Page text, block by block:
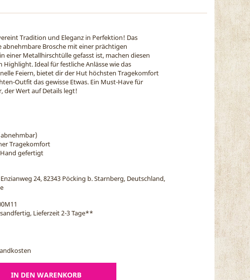
Tradition und Eleganz in Perfektion! Das
Brosche mit einer prächtigen
einer Metallhirschtülle gefasst ist, machen diesen
Highlight. Ideal für festliche Anlässe wie das
Feiern, bietet dir der Hut höchsten Tragekomfort
Outfit das gewisse Etwas. Ein Must-Have für
der Wert auf Details legt!
Tragekomfort
gefertigt
24, 82343 Pöcking b. Starnberg, Deutschland,
Lieferzeit 2-3 Tage**
IN DEN WARENKORB